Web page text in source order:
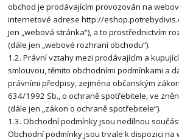
obchod je prodávajícím provozován na
internetové adrese http://
jen „webová stránka“), a to prostřednictvím
(dále jen „webové rozhraní obchodu“).
1.2. Právní vztahy mezi prodávajícím a
smlouvou, těmito obchodními podmínkami a
právními předpisy, zejména občanským
634/1992 Sb., o ochraně spotřebitele, ve
(dále jen „zákon o ochraně spotřebitele“).
1.3. Obchodní podmínky jsou nedílnou
Obchodní podmínky jsou trvale k dispozici na